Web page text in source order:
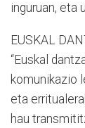
inguruan, eta
EUSKAL
“Euskal
komunikazio
eta
hau